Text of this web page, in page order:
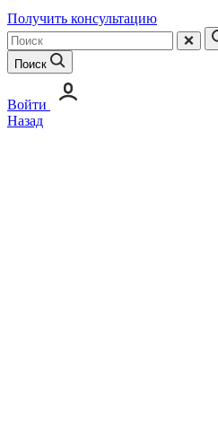
Получить консультацию
Поиск
Войти
Назад